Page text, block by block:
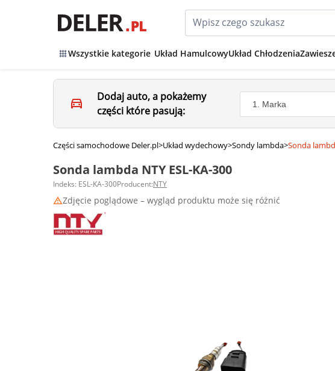
Wszystkie kategorie Układ HamulcowyUkład Chłodzenia
Dodaj auto, a pokażemy
części które pasują:
Części samochodowe Deler.pl>Układ wydechowy>Sondy lambda>Sonda
Sonda lambda NTY ESL-KA-300
Indeks: ESL-KA-300Producent:NTY
Zdjęcie poglądowe – wygląd produktu może się różnić